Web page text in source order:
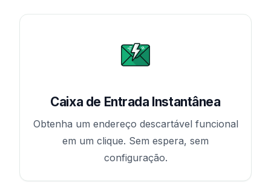
Caixa de Entrada Instantânea
Obtenha um endereço descartável funcional
em um clique. Sem espera, sem
configuração.